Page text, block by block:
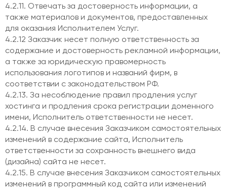
4.2.11. Отвечать за достоверность информации, а
также материалов и документов, предоставленных
для оказания Исполнителем Услуг.
4.2.12 Заказчик несет полную ответственность за
содержание и достоверность рекламной информации,
а также за юридическую правомерность
использования логотипов и названий фирм, в
соответствии с законодательством РФ.
4.2.13. За несоблюдение правил продления услуг
хостинга и продления срока регистрации доменного
имени, Исполнитель ответственности не несет.
4.2.14. В случае внесения Заказчиком самостоятельных
изменений в содержание сайта, Исполнитель
ответственности за сохранность внешнего вида
(дизайна) сайта не несет.
4.2.15. В случае внесения Заказчиком самостоятельных
изменений в программный код сайта или изменений